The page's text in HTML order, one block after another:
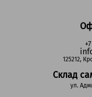
125212,
Склад
ул.